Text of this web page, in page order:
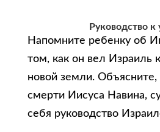
Руководство к
Напомните ребенку об
том, как он вел Израиль
новой земли. Объясните,
смерти Иисуса Навина,
себя руководство